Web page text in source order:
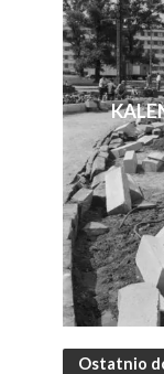
Ostatnio